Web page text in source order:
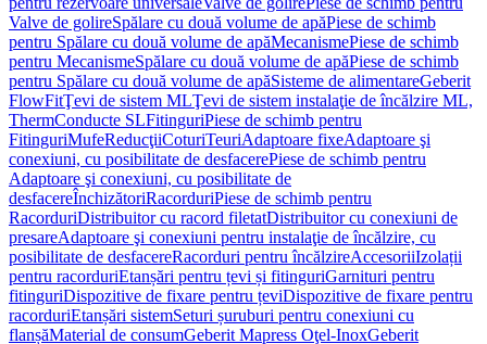
Valve de golireSpălare cu două volume de apăPiese de schimb
pentru Spălare cu două volume de apăMecanismePiese de schimb
pentru MecanismeSpălare cu două volume de apăPiese de schimb
pentru Spălare cu două volume de apăSisteme de alimentareGeberit
FlowFitŢevi de sistem MLŢevi de sistem instalaţie de încălzire ML,
ThermConducte SLFitinguriPiese de schimb pentru
FitinguriMufeReducţiiCoturiTeuriAdaptoare fixeAdaptoare şi
conexiuni, cu posibilitate de desfacerePiese de schimb pentru
Adaptoare şi conexiuni, cu posibilitate de
desfacereÎnchizătoriRacorduriPiese de schimb pentru
RacorduriDistribuitor cu racord filetatDistribuitor cu conexiuni de
presareAdaptoare şi conexiuni pentru instalaţie de încălzire, cu
posibilitate de desfacereRacorduri pentru încălzireAccesoriiIzolații
pentru racorduriEtanșări pentru țevi și fitinguriGarnituri pentru
fitinguriDispozitive de fixare pentru țeviDispozitive de fixare pentru
racorduriEtanșări sistemSeturi șuruburi pentru conexiuni cu
flanșăMaterial de consumGeberit Mapress Oţel-InoxGeberit